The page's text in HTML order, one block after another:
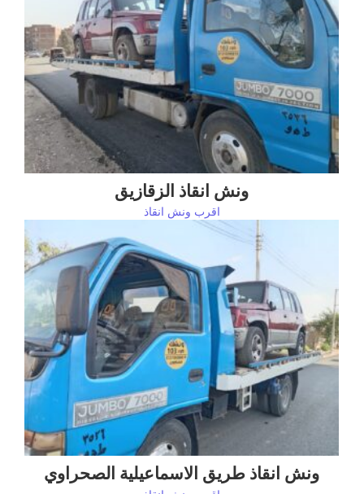
ونش انقاذ الزقازيق
اقرب ونش انقاذ
ونش انقاذ طريق الاسماعيلية الصحراوي